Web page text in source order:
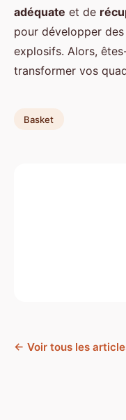
adéquate et de
pour développer
explosifs. Alors,
transformer vos
Basket
← Voir tous les